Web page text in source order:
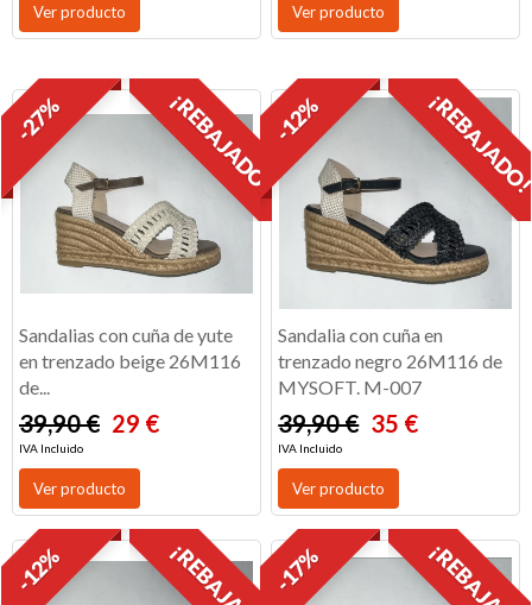
Ver producto Ver producto
¡REBAJADO!
-27%
Sandalias con cuña de yute
en trenzado beige 26M116
de...
39,90 € 29 €
IVA Incluido
Ver producto
-12%
Sandalia con cuña en
trenzado negro 26M116 de
MYSOFT. M-007
39,90 € 35 €
IVA Incluido
Ver producto
-12% -17%